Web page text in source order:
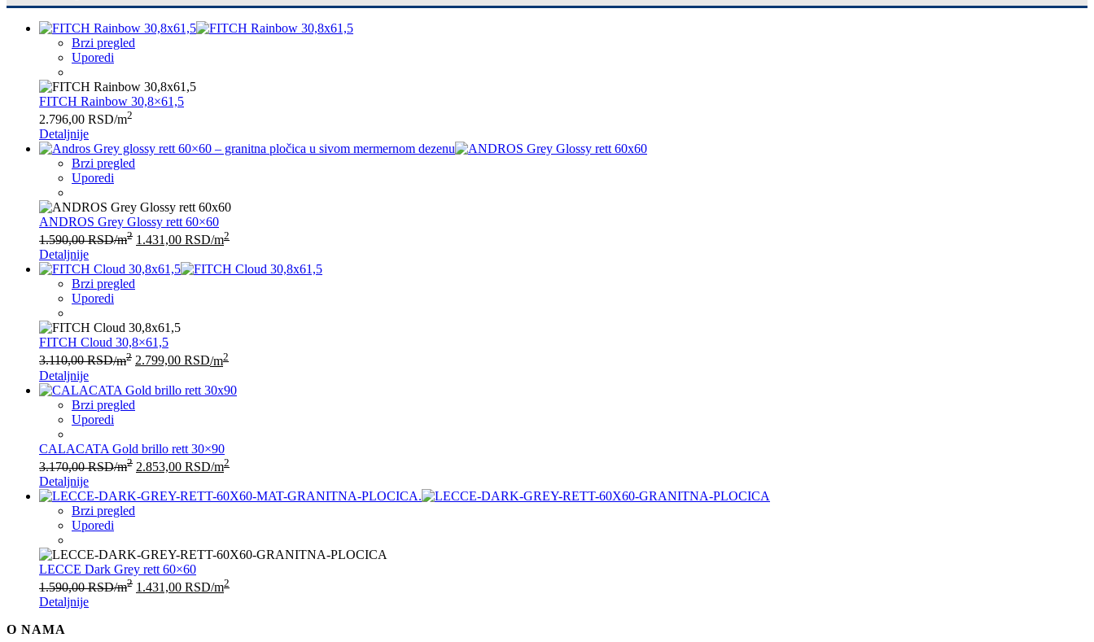
Brzi pregled
Uporedi
FITCH Rainbow 30,8×61,5
2.796,00 RSD/m2
Detaljnije
Brzi pregled
Uporedi
ANDROS Grey Glossy rett 60×60
1.590,00RSD/m2 1.431,00 RSD/m2
Detaljnije
Brzi pregled
Uporedi
FITCH Cloud 30,8×61,5
3.110,00RSD/m2 2.799,00 RSD/m2
Detaljnije
Brzi pregled
Uporedi
CALACATA Gold brillo rett 30×90
3.170,00RSD/m2 2.853,00 RSD/m2
Detaljnije
Brzi pregled
Uporedi
LECCE Dark Grey rett 60×60
1.590,00RSD/m2 1.431,00 RSD/m2
Detaljnije
O NAMA